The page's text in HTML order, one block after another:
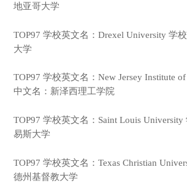
地亚哥大学
TOP97 学校英文名：Drexel University 学
大学
TOP97 学校英文名：New Jersey Institute
中文名：新泽西理工学院
TOP97 学校英文名：Saint Louis
易斯大学
TOP97 学校英文名：Texas Christian
德州基督教大学